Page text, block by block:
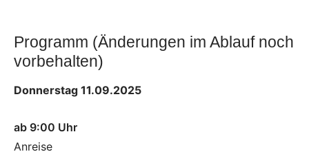
Programm (Änderungen im Ablauf noch
vorbehalten)
Donnerstag 11.09.2025
ab 9:00 Uhr
Anreise